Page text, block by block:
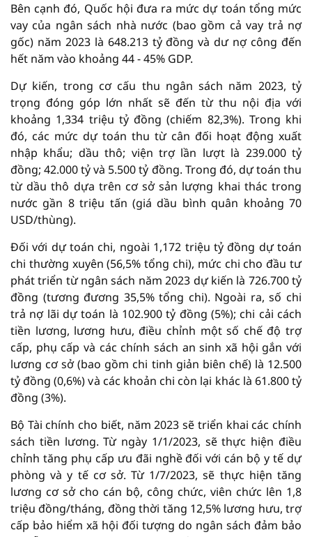
Bên cạnh đó, Quốc hội đưa ra mức dự toán tổng mức
vay của ngân sách nhà nước (bao gồm cả vay trả nợ
gốc) năm 2023 là 648.213 tỷ đồng và dư nợ công đến
hết năm vào khoảng 44 - 45% GDP.
Dự kiến, trong cơ cấu thu ngân sách năm 2023, tỷ
trọng đóng góp lớn nhất sẽ đến từ thu nội địa với
khoảng 1,334 triệu tỷ đồng (chiếm 82,3%). Trong khi
đó, các mức dự toán thu từ cân đối hoạt động xuất
nhập khẩu; dầu thô; viện trợ lần lượt là 239.000 tỷ
đồng; 42.000 tỷ và 5.500 tỷ đồng. Trong đó, dự toán thu
từ dầu thô dựa trên cơ sở sản lượng khai thác trong
nước gần 8 triệu tấn (giá dầu bình quân khoảng 70
USD/thùng).
Đối với dự toán chi, ngoài 1,172 triệu tỷ đồng dự toán
chi thường xuyên (56,5% tổng chi), mức chi cho đầu tư
phát triển từ ngân sách năm 2023 dự kiến là 726.700 tỷ
đồng (tương đương 35,5% tổng chi). Ngoài ra, số chi
trả nợ lãi dự toán là 102.900 tỷ đồng (5%); chi cải cách
tiền lương, lương hưu, điều chỉnh một số chế độ trợ
cấp, phụ cấp và các chính sách an sinh xã hội gắn với
lương cơ sở (bao gồm chi tinh giản biên chế) là 12.500
tỷ đồng (0,6%) và các khoản chi còn lại khác là 61.800 tỷ
đồng (3%).
Bộ Tài chính cho biết, năm 2023 sẽ triển khai các chính
sách tiền lương. Từ ngày 1/1/2023, sẽ thực hiện điều
chỉnh tăng phụ cấp ưu đãi nghề đối với cán bộ y tế dự
phòng và y tế cơ sở. Từ 1/7/2023, sẽ thực hiện tăng
lương cơ sở cho cán bộ, công chức, viên chức lên 1,8
triệu đồng/tháng, đồng thời tăng 12,5% lương hưu, trợ
cấp bảo hiểm xã hội đối tượng do ngân sách đảm bảo